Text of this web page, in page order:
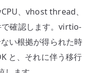
、vhost thread、
確認します。virtio-
い根拠が得られた時
と、それに伴う移行